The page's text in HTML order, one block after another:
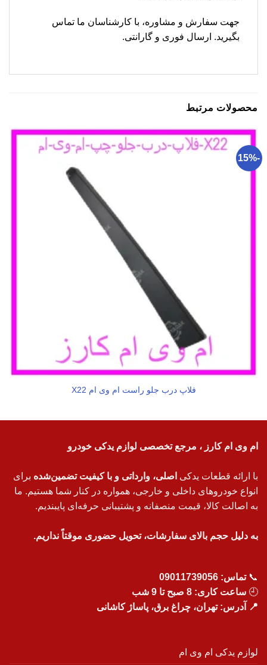
جهت سفارش و مشاوره، با کارشناسان ما تماس
بگیرید. ارسال فوری و گارانتی.
محصولات مرتبط
-15%
فلاپ درب جلو راست ام وی ام X22
ام وی ام کارز ، مرجع تخصصی لوازم یدکی خودرو
با ارائه قطعات یدکی اصلی، وارداتی و با کیفیت تضمین‌شده برای
انواع خودروهای داخلی و خارجی، همواره در کنار شما هستیم. ما
به اصالت کالا، قیمت منصفانه و پشتیبانی حرفه‌ای پایبندیم.
به دلیل حجم بالای سفارشات، تحویل حضوری موقتاً نداریم.
📞تماس: 09011739056
🕘 ساعت کاری: 8 صبح تا 9 شب
📍 آدرس: تهران، چراغ برق، پاساژ کاشانی
لوازم یدکی ام وی ام